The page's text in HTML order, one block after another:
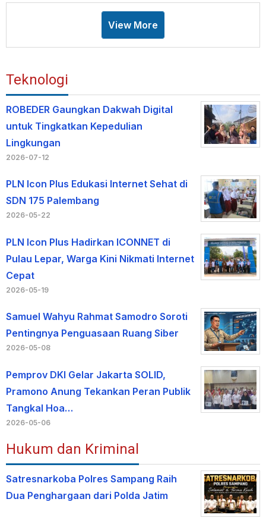
View More
Teknologi
ROBEDER Gaungkan Dakwah Digital
untuk Tingkatkan Kepedulian
Lingkungan
2026-07-12
PLN Icon Plus Edukasi Internet Sehat di
SDN 175 Palembang
2026-05-22
PLN Icon Plus Hadirkan ICONNET di
Pulau Lepar, Warga Kini Nikmati Internet
Cepat
2026-05-19
Samuel Wahyu Rahmat Samodro Soroti
Pentingnya Penguasaan Ruang Siber
2026-05-08
Pemprov DKI Gelar Jakarta SOLID,
Pramono Anung Tekankan Peran Publik
Tangkal Hoa…
2026-05-06
Hukum dan Kriminal
Satresnarkoba Polres Sampang Raih
Dua Penghargaan dari Polda Jatim